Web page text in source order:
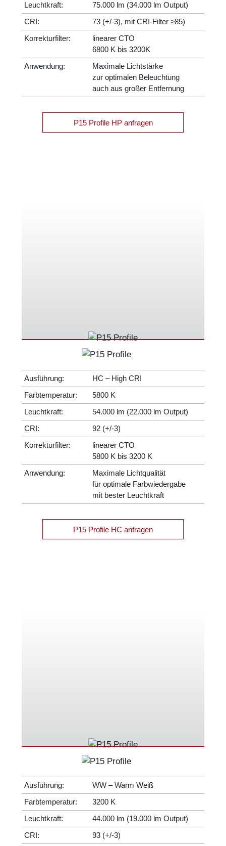
Leuchtkraft:
75.000 lm (34.000 lm Output)
CRI:
73 (+/-3), mit CRI-Filter ≥85)
Korrekturfilter:
linearer CTO
6800 K bis 3200K
Anwendung:
Maximale Lichtstärke
zur optimalen Beleuchtung
auch aus großer Entfernung
P15 Profile HP anfragen
Ausführung:
HC – High CRI
Farbtemperatur:
5800 K
Leuchtkraft:
54.000 lm (22.000 lm Output)
CRI:
92 (+/-3)
Korrekturfilter:
linearer CTO
5800 K bis 3200 K
Anwendung:
Maximale Lichtqualität
für optimale Farbwiedergabe
mit bester Leuchtkraft
P15 Profile HC anfragen
Ausführung:
WW – Warm Weiß
Farbtemperatur:
3200 K
Leuchtkraft:
44.000 lm (19.000 lm Output)
CRI:
93 (+/-3)